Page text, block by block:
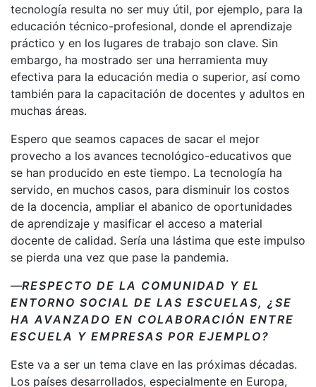
tecnología resulta no ser muy útil, por ejemplo, para la
educación técnico-profesional, donde el aprendizaje
práctico y en los lugares de trabajo son clave. Sin
embargo, ha mostrado ser una herramienta muy
efectiva para la educación media o superior, así como
también para la capacitación de docentes y adultos en
muchas áreas.
Espero que seamos capaces de sacar el mejor
provecho a los avances tecnológico-educativos que
se han producido en este tiempo. La tecnología ha
servido, en muchos casos, para disminuir los costos
de la docencia, ampliar el abanico de oportunidades
de aprendizaje y masificar el acceso a material
docente de calidad. Sería una lástima que este impulso
se pierda una vez que pase la pandemia.
—RESPECTO DE LA COMUNIDAD Y EL
ENTORNO SOCIAL DE LAS ESCUELAS, ¿SE
HA AVANZADO EN COLABORACIÓN ENTRE
ESCUELA Y EMPRESAS POR EJEMPLO?
Este va a ser un tema clave en las próximas décadas.
Los países desarrollados, especialmente en Europa,